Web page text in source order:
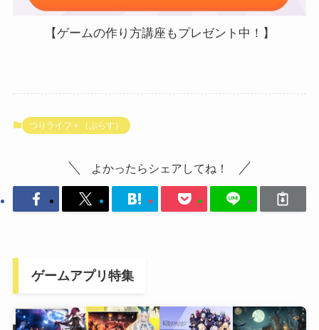
【ゲームの作り方講座もプレゼント中！】
つりライフ＋（ぷらす）
よかったらシェアしてね！
ゲームアプリ特集